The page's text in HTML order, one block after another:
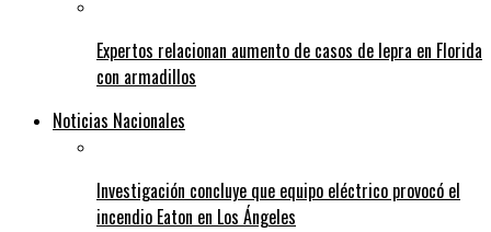
Expertos relacionan aumento de casos de lepra en Florida
con armadillos
Noticias Nacionales
Investigación concluye que equipo eléctrico provocó el
incendio Eaton en Los Ángeles